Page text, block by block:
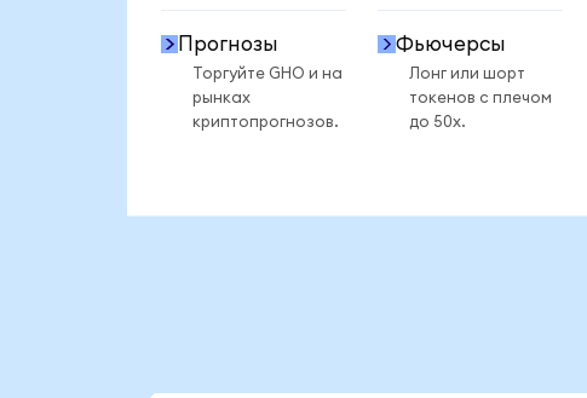
Прогнозы
Торгуйте GHO и на
рынках
криптопрогнозов.
Фьючерсы
Лонг или шорт
токенов с плечом
до 50x.